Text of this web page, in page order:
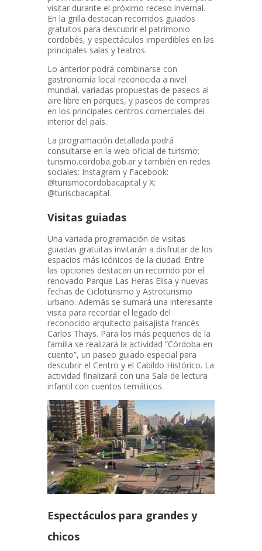
visitar durante el próximo receso invernal.
En la grilla destacan recorridos guiados
gratuitos para descubrir el patrimonio
cordobés, y espectáculos imperdibles en las
principales salas y teatros.
Lo anterior podrá combinarse con
gastronomía local reconocida a nivel
mundial, variadas propuestas de paseos al
aire libre en parques, y paseos de compras
en los principales centros comerciales del
interior del país.
La programación detallada podrá
consultarse en la web oficial de turismo:
turismo.cordoba.gob.ar y también en redes
sociales: Instagram y Facebook:
@turismocordobacapital y X:
@turiscbacapital.
Visitas guiadas
Una variada programación de visitas
guiadas gratuitas invitarán a disfrutar de los
espacios más icónicos de la ciudad. Entre
las opciones destacan un recorrido por el
renovado Parque Las Heras Elisa y nuevas
fechas de Cicloturismo y Astroturismo
urbano. Además se sumará una interesante
visita para recordar el legado del
reconocido arquitecto paisajista francés
Carlos Thays. Para los más pequeños de la
familia se realizará la actividad “Córdoba en
cuento”, un paseo guiado especial para
descubrir el Centro y el Cabildo Histórico. La
actividad finalizará con una Sala de lectura
infantil con cuentos temáticos.
Espectáculos para grandes y
chicos